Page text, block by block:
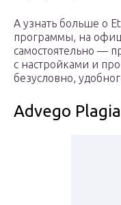
А узнать больше о
программы, на
самостоятельно —
с настройками и
безусловно,
Advego